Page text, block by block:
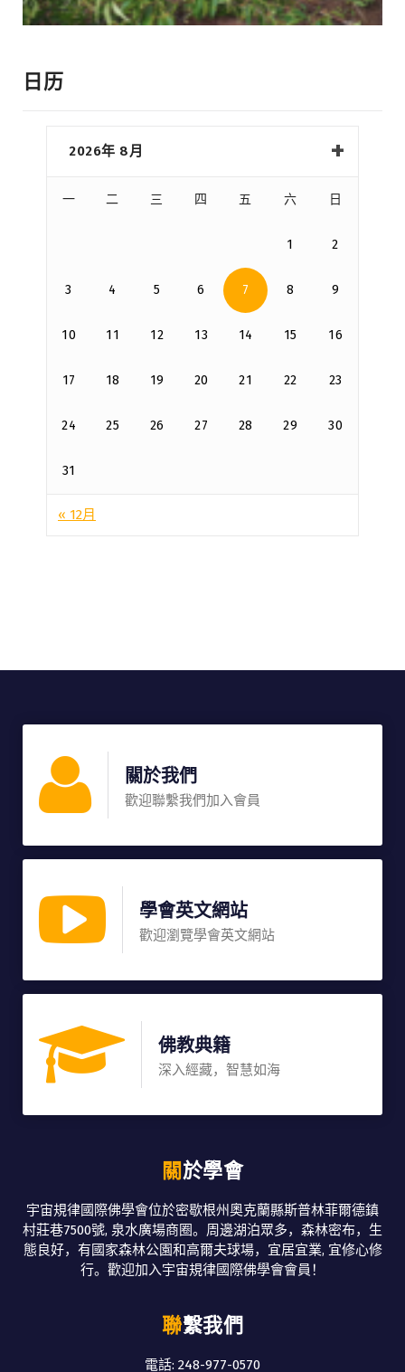
日历
2026年 8月
一 二 三 四 五 六 日
1 2
3 4 5 6 7 8 9
10 11 12 13 14 15 16
17 18 19 20 21 22 23
24 25 26 27 28 29 30
31
« 12月
關於我們
歡迎聯繫我們加入會員
學會英文網站
歡迎瀏覽學會英文網站
佛教典籍
深入經藏，智慧如海
關於學會
宇宙規律國際佛學會位於密歇根州奧克蘭縣斯普林菲爾德鎮
村莊巷7500號, 泉水廣場商圈。周邊湖泊眾多，森林密布，生
態良好，有國家森林公園和高爾夫球場，宜居宜業, 宜修心修
行。歡迎加入宇宙規律國際佛學會會員！
聯繫我們
電話: 248-977-0570